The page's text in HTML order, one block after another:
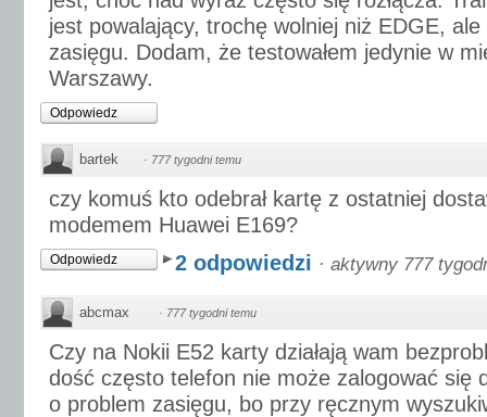
jest powalający, trochę wolniej niż EDGE,
zasięgu. Dodam, że testowałem jedynie w
Warszawy.
Odpowiedz
bartek · 777 tygodni temu
czy komuś kto odebrał kartę z ostatniej
modemem Huawei E169?
Odpowiedz 2 odpowiedzi · aktywny 777
abcmax · 777 tygodni temu
Czy na Nokii E52 karty działają wam
dość często telefon nie może zalogować się
o problem zasięgu, bo przy ręcznym